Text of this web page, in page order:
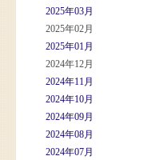
2025年03月
2025年02月
2025年01月
2024年12月
2024年11月
2024年10月
2024年09月
2024年08月
2024年07月